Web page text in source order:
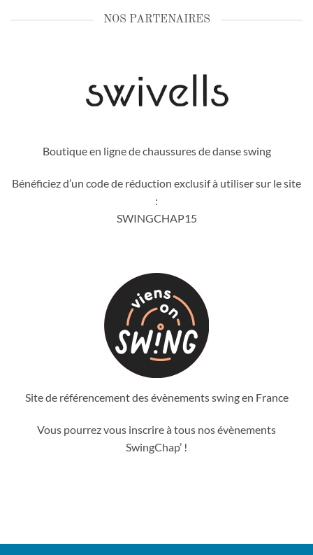
NOS PARTENAIRES
Boutique en ligne de chaussures de danse swing
Bénéficiez d’un code de réduction exclusif à utiliser sur le site
:
SWINGCHAP15
Site de référencement des évènements swing en France
Vous pourrez vous inscrire à tous nos évènements
SwingChap’ !